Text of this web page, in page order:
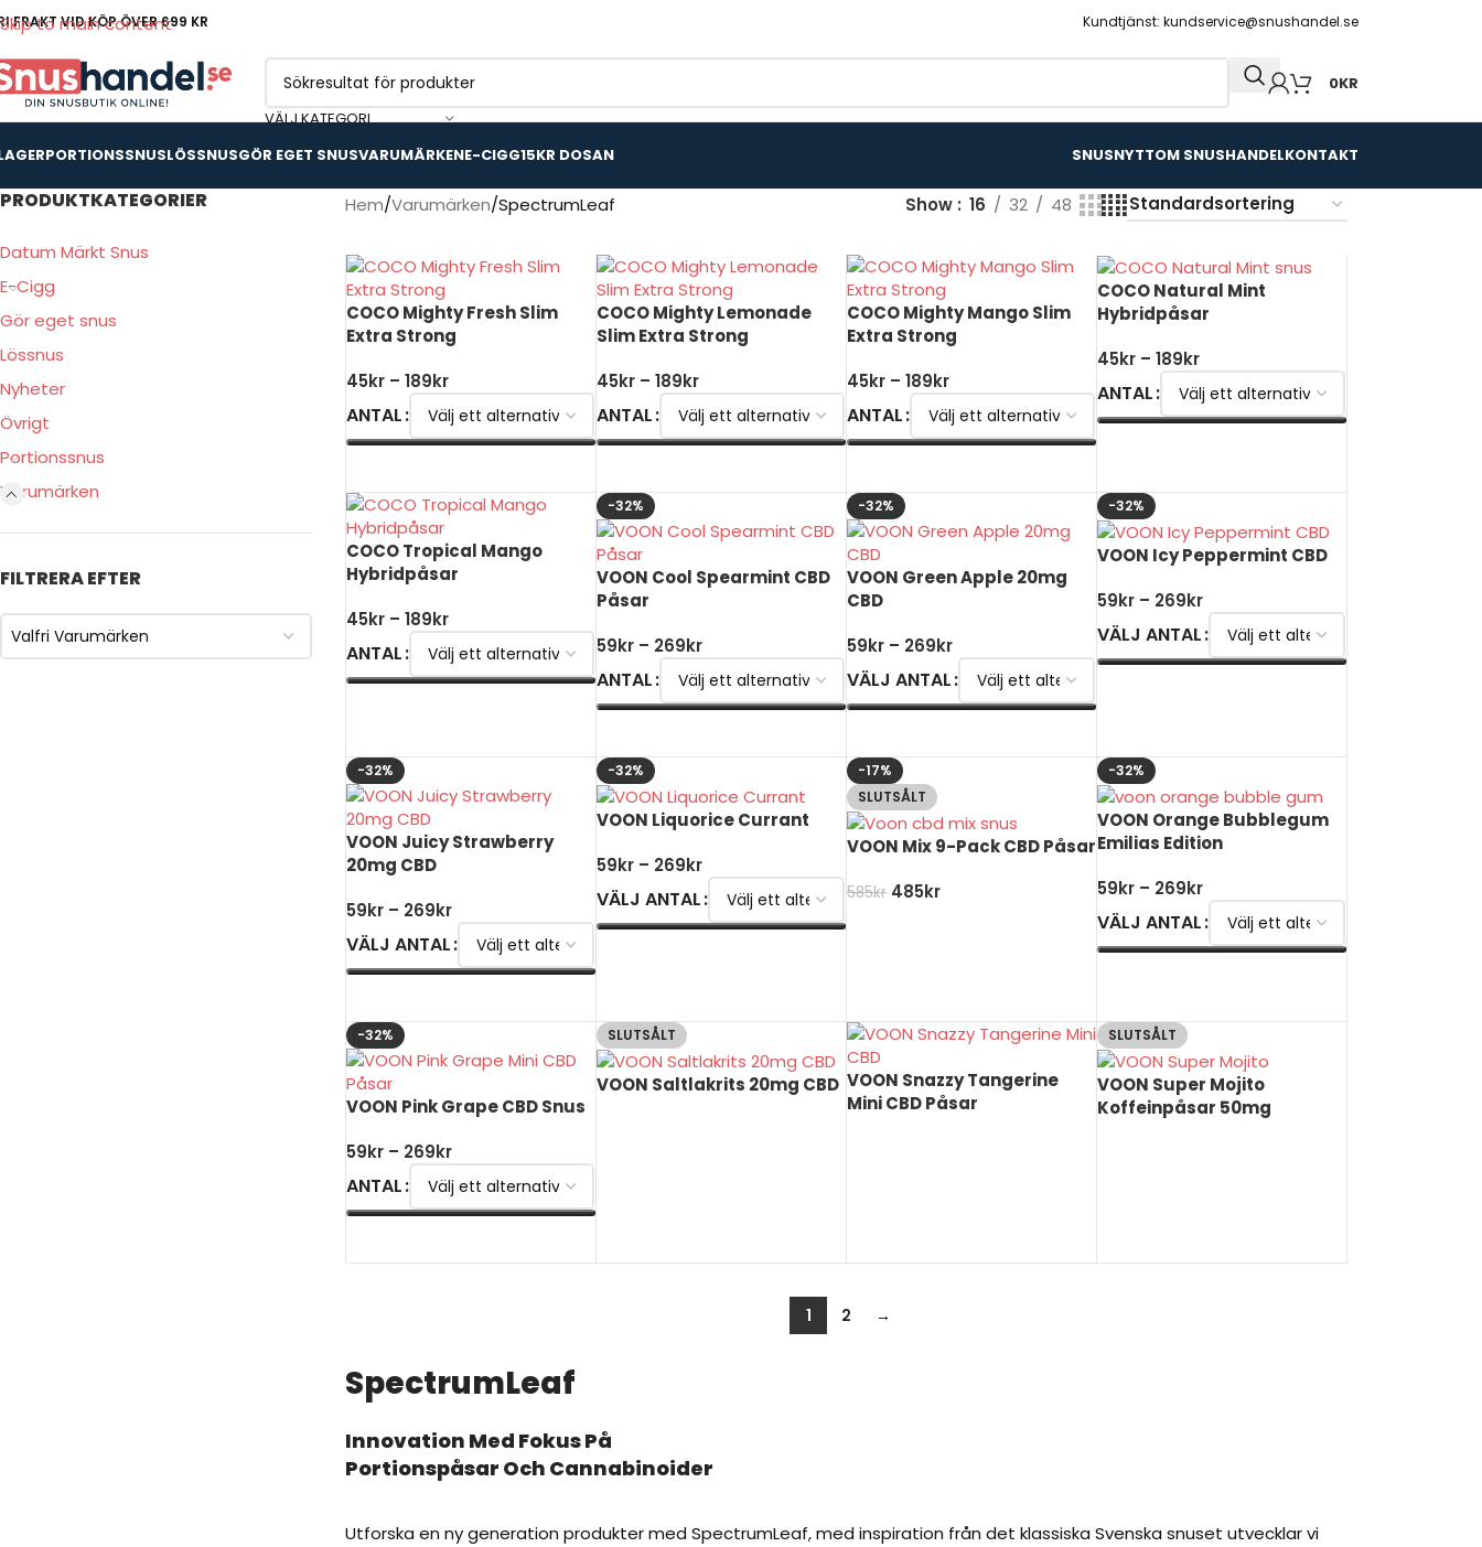
Skip to main content
FRAKT VID KÖP ÖVER 699 KR Kundtjänst: kundservice@snushandel.se
VÄLJ KATEGORI
0KR
PORTIONSSNUSLÖSSNUSGÖR EGET SNUSVARUMÄRKENE-CIGG15KR DOSAN SNUSNYTTOM SNUSHANDELKONTAKT
PRODUKTKATEGORIER
Datum Märkt Snus
E-Cigg
Gör eget snus
Lössnus
Nyheter
Övrigt
Portionssnus
Varumärken
FILTRERA EFTER
Valfri Varumärken
Hem Varumärken SpectrumLeaf Show 16 32 48
COCO Mighty Fresh Slim
Extra Strong
45kr – 189kr
ANTAL
COCO Mighty Lemonade
Slim Extra Strong
45kr – 189kr
ANTAL
COCO Mighty Mango Slim
Extra Strong
45kr – 189kr
ANTAL
COCO Natural Mint
Hybridpåsar
45kr – 189kr
ANTAL
COCO Tropical Mango
Hybridpåsar
45kr – 189kr
ANTAL
-32%
VOON Cool Spearmint CBD
Påsar
59kr – 269kr
ANTAL
-32%
VOON Green Apple 20mg
CBD
59kr – 269kr
VÄLJ ANTAL
-32%
VOON Icy Peppermint CBD
59kr – 269kr
VÄLJ ANTAL
-32%
VOON Juicy Strawberry
20mg CBD
59kr – 269kr
VÄLJ ANTAL
-32%
VOON Liquorice Currant
59kr – 269kr
VÄLJ ANTAL
-17%
SLUTSÅLT
VOON Mix 9-Pack CBD Påsar
585kr 485kr
-32%
VOON Orange Bubblegum
Emilias Edition
59kr – 269kr
VÄLJ ANTAL
-32%
VOON Pink Grape CBD Snus
59kr – 269kr
ANTAL
SLUTSÅLT
VOON Saltlakrits 20mg CBD VOON Snazzy Tangerine
Mini CBD Påsar
SLUTSÅLT
VOON Super Mojito
Koffeinpåsar 50mg
1 2 →
SpectrumLeaf
Innovation Med Fokus På
Portionspåsar Och Cannabinoider
Utforska en ny generation produkter med SpectrumLeaf, med inspiration från det klassiska Svenska snuset utvecklar vi